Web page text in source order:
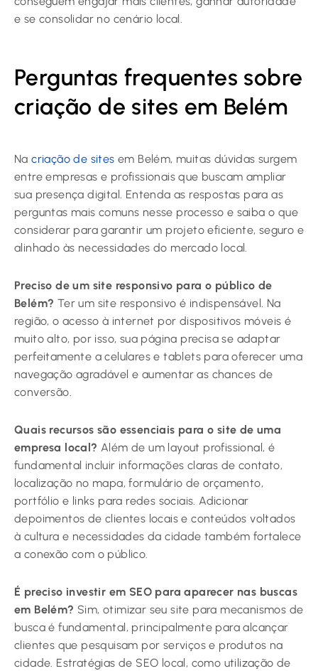
e se consolidar no cenário local.
Perguntas frequentes sobre
criação de sites em Belém
Nacriação de sites em Belém, muitas dúvidas surgem
entre empresas e profissionais que buscam ampliar
sua presença digital. Entenda as respostas para as
perguntas mais comuns nesse processo e saiba o que
considerar para garantir um projeto eficiente, seguro e
alinhado às necessidades do mercado local.
Preciso de um site responsivo para o público de
Belém? Ter um site responsivo é indispensável. Na
região, o acesso à internet por dispositivos móveis é
muito alto, por isso, sua página precisa se adaptar
perfeitamente a celulares e tablets para oferecer uma
navegação agradável e aumentar as chances de
conversão.
Quais recursos são essenciais para o site de uma
empresa local? Além de um layout profissional, é
fundamental incluir informações claras de contato,
localização no mapa, formulário de orçamento,
portfólio e links para redes sociais. Adicionar
depoimentos de clientes locais e conteúdos voltados
à cultura e necessidades da cidade também fortalece
a conexão com o público.
É preciso investir em SEO para aparecer nas buscas
em Belém? Sim, otimizar seu site para mecanismos de
busca é fundamental, principalmente para alcançar
clientes que pesquisam por serviços e produtos na
cidade. Estratégias de SEO local, como utilização de